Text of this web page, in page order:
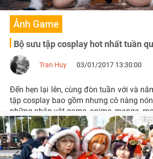
Ảnh Game
Bộ sưu tập cosplay hot nhất tuần
Tran Huy 03/01/2017 13:30:00
Đến hẹn lại lên, cùng đòn tuần với và
tập cosplay bao gồm nhưng cô nàng
những nhân vật game, anime, manga,